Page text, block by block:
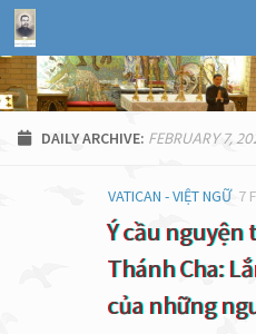
DAILY ARCHIVE: FEBRUARY 7,
VATICAN - VIỆT NGỮ 7
Ý cầu nguyện
Thánh Cha:
của những